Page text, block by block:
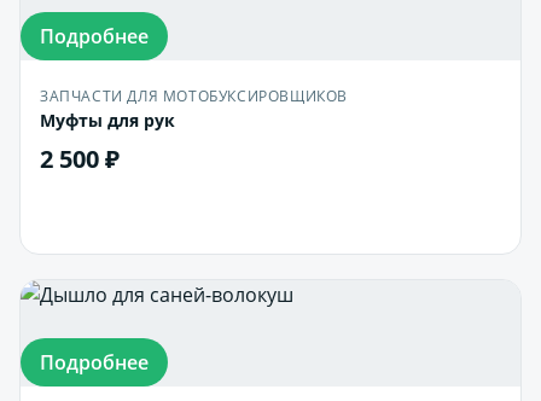
Подробнее
ЗАПЧАСТИ ДЛЯ МОТОБУКСИРОВЩИКОВ
Муфты для рук
2 500 ₽
Подробнее